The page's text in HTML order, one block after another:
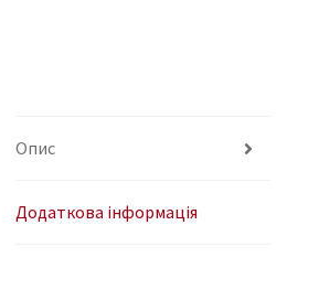
Опис
Додаткова інформація